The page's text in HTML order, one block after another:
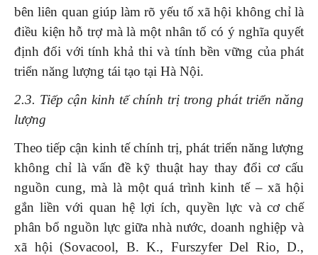
bên liên quan giúp làm rõ yếu tố xã hội không chỉ là
điều kiện hỗ trợ mà là một nhân tố có ý nghĩa quyết
định đối với tính khả thi và tính bền vững của phát
triển năng lượng tái tạo tại Hà Nội.
2.3. Tiếp cận kinh tế chính trị trong phát triển năng
lượng
Theo tiếp cận kinh tế chính trị, phát triển năng lượng
không chỉ là vấn đề kỹ thuật hay thay đổi cơ cấu
nguồn cung, mà là một quá trình kinh tế – xã hội
gắn liền với quan hệ lợi ích, quyền lực và cơ chế
phân bổ nguồn lực giữa nhà nước, doanh nghiệp và
xã hội (Sovacool, B. K., Furszyfer Del Rio, D.,